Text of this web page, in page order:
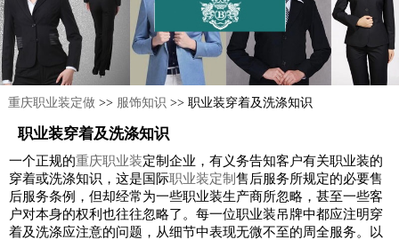
重庆职业装定做>> 服饰知识 >> 职业装穿着及洗涤知识
职业装穿着及洗涤知识
一个正规的重庆职业装定制企业，有义务告知客户有关职业装的
穿着或洗涤知识，这是国际职业装定制 售后服务所规定的必要售
后服务条例，但却经常为一些职业装生产商所忽略，甚至一些客
户对本身的权利也往往忽略了。每一位职业装吊牌中都应注明穿
着及洗涤应注意的问题，从细节中表现无微不至的周全服务。以